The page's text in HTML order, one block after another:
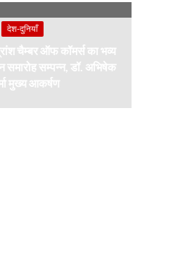
देश-दुनियाँ
चैम्बर ऑफ कॉमर्स का भव्य
समारोह सम्पन्न, डॉ. अभिषेक
मुख्य आकर्षण